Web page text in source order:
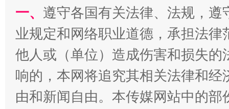
一、 遵守各国有关法律、法规，
业规定和网络职业道德，承担法
他人或（单位）造成伤害和损失
响的，本网将追究其相关法律和
由和新闻自由。本传媒网站中的